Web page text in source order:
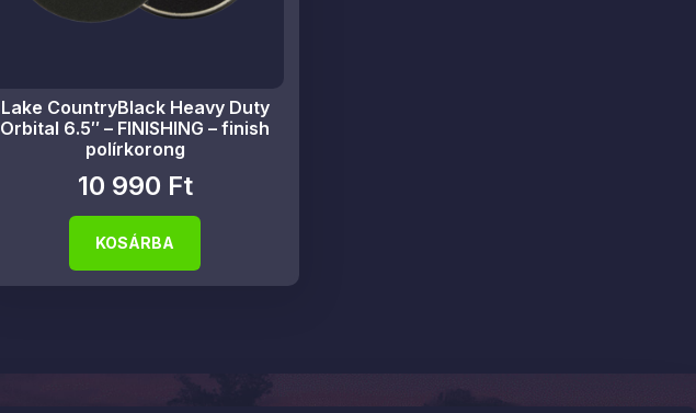
Lake CountryBlack Heavy Duty
Orbital 6.5″ – FINISHING – finish
polírkorong
10 990 Ft
KOSÁRBA